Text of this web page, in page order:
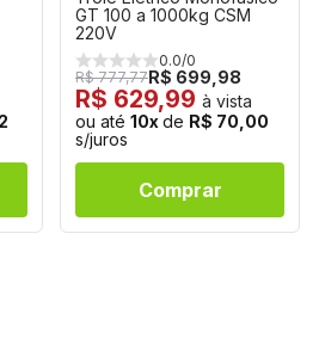
GT 100 a 1000kg CSM
220V
0.0/0
R$ 777,77R$ 699,98
R$ 629,99 à vista
ou até 10x de R$ 70,00
s/juros
Comprar